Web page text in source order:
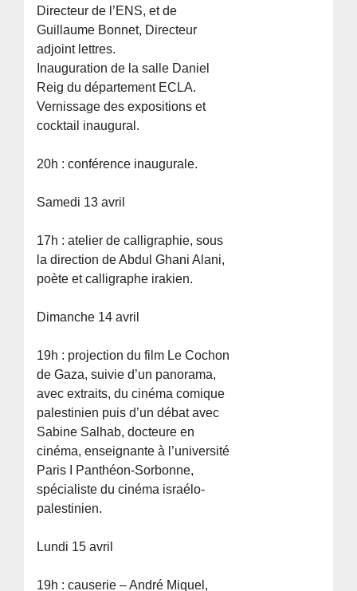
Directeur de l’ENS, et de
Guillaume Bonnet, Directeur
adjoint lettres.
Inauguration de la salle Daniel
Reig du département ECLA.
Vernissage des expositions et
cocktail inaugural.
20h : conférence inaugurale.
Samedi 13 avril
17h : atelier de calligraphie, sous
la direction de Abdul Ghani Alani,
poète et calligraphe irakien.
Dimanche 14 avril
19h : projection du film Le Cochon
de Gaza, suivie d’un panorama,
avec extraits, du cinéma comique
palestinien puis d’un débat avec
Sabine Salhab, docteure en
cinéma, enseignante à l’université
Paris I Panthéon-Sorbonne,
spécialiste du cinéma israélo-
palestinien.
Lundi 15 avril
19h : causerie – André Miquel,